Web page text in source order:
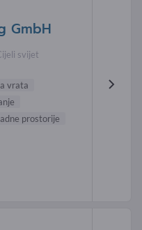
GmbH
svijet
vrata
prostorije